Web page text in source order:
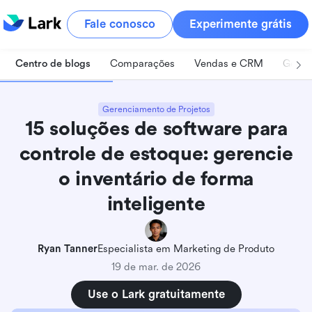
Fale conosco Experimente grátis
Centro de blogs Comparações Vendas e CRM
Gerenciamento de Projetos
15 soluções de software para
controle de estoque: gerencie
o inventário de forma
inteligente
Ryan TannerEspecialista em Marketing de Produto
19 de mar. de 2026
Use o Lark gratuitamente